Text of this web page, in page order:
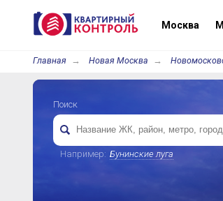
Москва
Главная Новая Москва
Поиск
Например: Бунинские луга